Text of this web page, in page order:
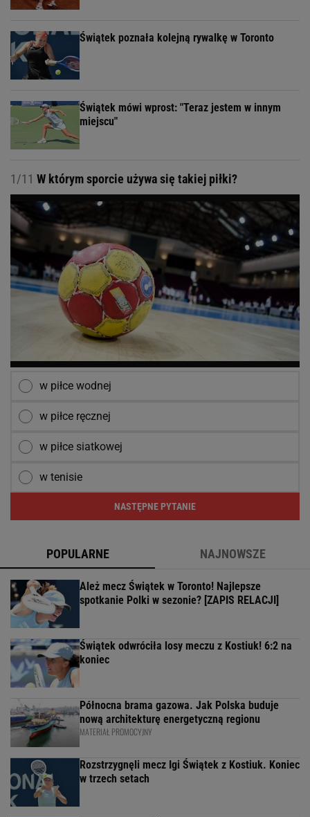
Świątek poznała kolejną rywalkę w Toronto
Świątek mówi wprost: "Teraz jestem w innym
miejscu"
1/11 W którym sporcie używa się takiej piłki?
w piłce wodnej
w piłce ręcznej
w piłce siatkowej
w tenisie
NASTĘPNE PYTANIE
POPULARNE NAJNOWSZE
Ależ mecz Świątek w Toronto! Najlepsze
spotkanie Polki w sezonie? [ZAPIS RELACJI]
Świątek odwróciła losy meczu z Kostiuk! 6:2 na
koniec
Północna brama gazowa. Jak Polska buduje
nową architekturę energetyczną regionu
MATERIAŁ PROMOCYJNY
Rozstrzygnęli mecz Igi Świątek z Kostiuk. Koniec
w trzech setach